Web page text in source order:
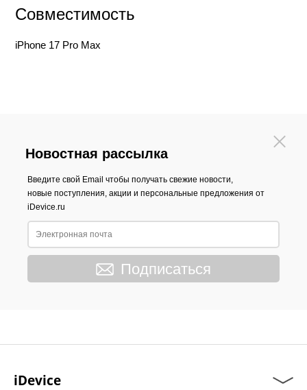
Совместимость
iPhone 17 Pro Max
Новостная рассылка
Введите свой Email чтобы получать свежие новости,
новые поступления, акции и персональные предложения от
iDevice.ru
Подписаться
iDevice